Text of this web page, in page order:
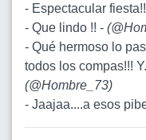
- Espectacular
- Que lindo !! - (
- Qué hermoso lo
todos los compas!!!
(@Hombre_73)
- Jaajaa....a esos